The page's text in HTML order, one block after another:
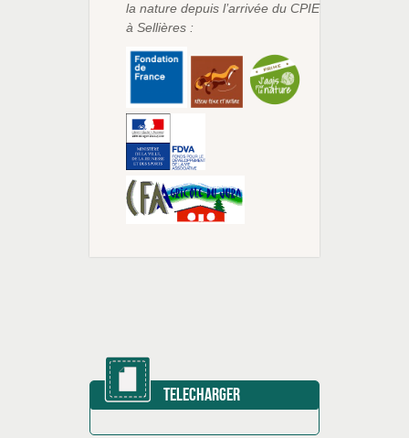
la nature depuis l’arrivée du CPIE
à Sellières :
TELECHARGER